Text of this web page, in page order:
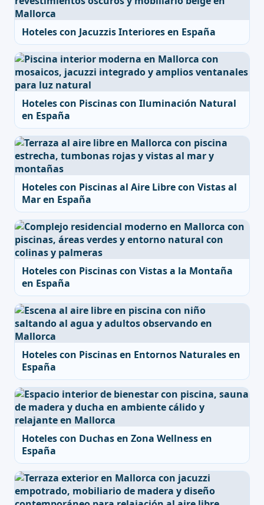
Hoteles con Jacuzzis Interiores en España
Hoteles con Piscinas con Iluminación Natural
en España
Hoteles con Piscinas al Aire Libre con Vistas al
Mar en España
Hoteles con Piscinas con Vistas a la Montaña
en España
Hoteles con Piscinas en Entornos Naturales en
España
Hoteles con Duchas en Zona Wellness en
España